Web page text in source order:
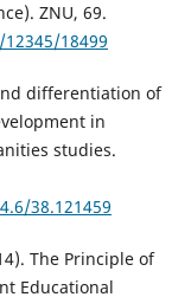
ZNU, 69.
18499
differentiation of
in
studies.
38.121459
The Principle of
Educational